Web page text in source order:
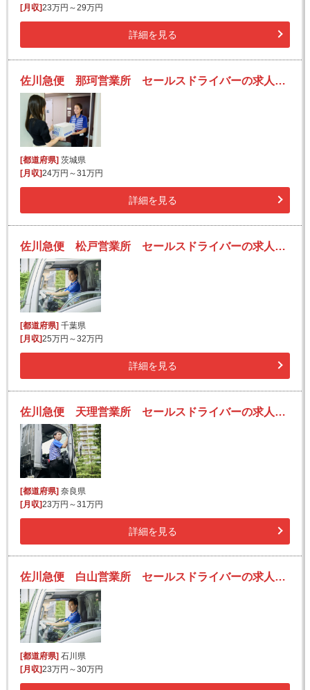
[月収]23万円～29万円
詳細を見る
佐川急便 那珂営業所 セールスドライバーの求人！安定収入と働きがい！大手の佐川急便で長期的に活躍できるチャンス♪
[都道府県]茨城県
[月収]24万円～31万円
詳細を見る
佐川急便 松戸営業所 セールスドライバーの求人！安定収入と働きがい！大手の佐川急便で長期的に活躍できるチャンス♪
[都道府県]千葉県
[月収]25万円～32万円
詳細を見る
佐川急便 天理営業所 セールスドライバーの求人！安定収入と働きがい！大手の佐川急便で長期的に活躍できるチャンス♪
[都道府県]奈良県
[月収]23万円～31万円
詳細を見る
佐川急便 白山営業所 セールスドライバーの求人！安定収入と働きがい！大手の佐川急便で長期的に活躍できるチャンス♪
[都道府県] 石川県
[月収]23万円～30万円